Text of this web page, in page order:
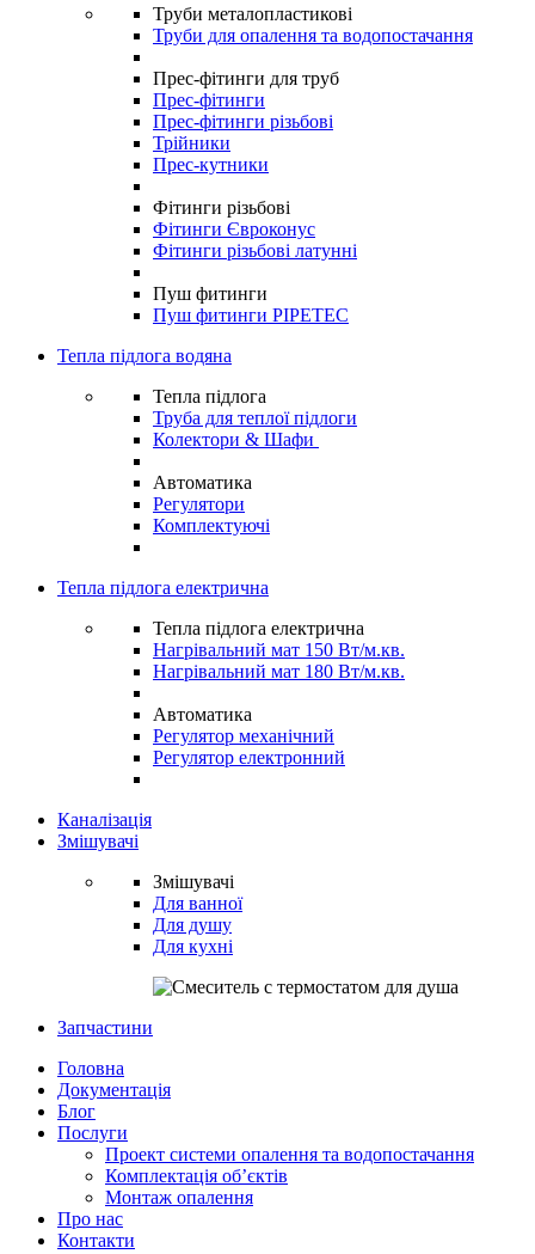
Труби металопластикові
Труби для опалення та водопостачання
Прес-фітинги для труб
Прес-фітинги
Прес-фітинги різьбові
Трійники
Прес-кутники
Фітинги різьбові
Фітинги Євроконус
Фітинги різьбові латунні
Пуш фитинги
Пуш фитинги PIPETEC
Тепла підлога водяна
Тепла підлога
Труба для теплої підлоги
Колектори & Шафи
Автоматика
Регулятори
Комплектуючі
Тепла підлога електрична
Тепла підлога електрична
Нагрівальний мат 150 Вт/м.кв.
Нагрівальний мат 180 Вт/м.кв.
Автоматика
Регулятор механічний
Регулятор електронний
Каналізація
Змішувачі
Змішувачі
Для ванної
Для душу
Для кухні
Запчастини
Головна
Документація
Блог
Послуги
Проект системи опалення та водопостачання
Комплектація об’єктів
Монтаж опалення
Про нас
Контакти